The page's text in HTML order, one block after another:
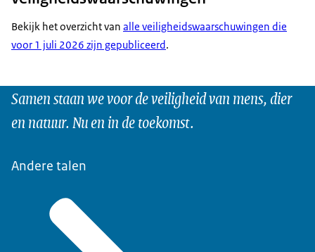
Bekijk het overzicht van alle veiligheidswaarschuwingen die
voor 1 juli 2026 zijn gepubliceerd.
Samen staan we voor de veiligheid van mens, dier
en natuur. Nu en in de toekomst.
Andere talen